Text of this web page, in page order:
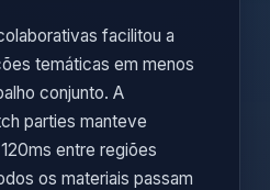
facilitou a
temáticas em menos
conjunto. A
parties manteve
entre regiões
os materiais passam